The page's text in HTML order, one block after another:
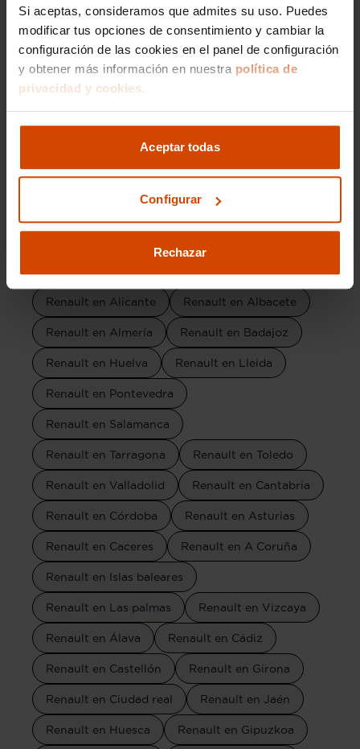
Si aceptas, consideramos que admites su uso. Puedes
modificar tus opciones de consentimiento y cambiar la
configuración de las cookies en el panel de configuración
y obtener más información en nuestra política de
privacidad y cookies.
Aceptar todas
Configurar
Rechazar
Renault Clio en Santa cruz tenerife
Renault Megane en Santa cruz tenerife
Renault Clio Techno en Santa cruz tenerife
Marca por provincia
Renault en Madrid Renault en Barcelona
Renault en Málaga
Renault en Alicante Renault en Albacete
Renault en Almería Renault en Badajoz
Renault en Huelva Renault en Lleida
Renault en Pontevedra
Renault en Salamanca
Renault en Tarragona Renault en Toledo
Renault en Valladolid Renault en Cantabria
Renault en Córdoba Renault en Asturias
Renault en Caceres Renault en A Coruña
Renault en Islas baleares
Renault en Las palmas Renault en Vizcaya
Renault en Álava Renault en Cádiz
Renault en Castellón Renault en Girona
Renault en Ciudad real Renault en Jaén
Renault en Huesca Renault en Gipuzkoa